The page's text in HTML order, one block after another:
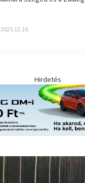
2025.12.10.
Hirdetés